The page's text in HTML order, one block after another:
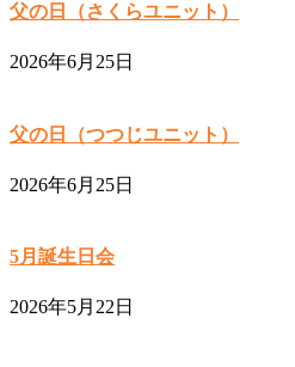
父の日（さくらユニット）
2026年6月25日
父の日（つつじユニット）
2026年6月25日
5月誕生日会
2026年5月22日